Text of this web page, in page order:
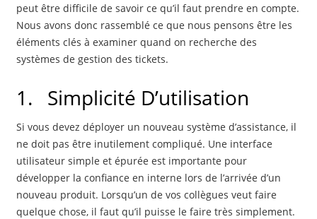
peut être difficile de savoir ce qu’il faut prendre en compte.
Nous avons donc rassemblé ce que nous pensons être les
éléments clés à examiner quand on recherche des
systèmes de gestion des tickets.
1. Simplicité D’utilisation
Si vous devez déployer un nouveau système d’assistance, il
ne doit pas être inutilement compliqué. Une interface
utilisateur simple et épurée est importante pour
développer la confiance en interne lors de l’arrivée d’un
nouveau produit. Lorsqu’un de vos collègues veut faire
quelque chose, il faut qu’il puisse le faire très simplement.